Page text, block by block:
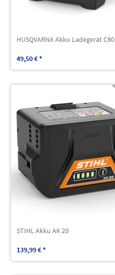
HUSQVARNA Akku Ladegerät C80
49,50 € *
STIHL Akku AK 20
139,99 € *